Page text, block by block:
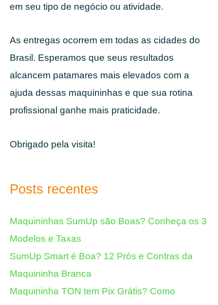
em seu tipo de negócio ou atividade.
As entregas ocorrem em todas as cidades do
Brasil. Esperamos que seus resultados
alcancem patamares mais elevados com a
ajuda dessas maquininhas e que sua rotina
profissional ganhe mais praticidade.
Obrigado pela visita!
Posts recentes
Maquininhas SumUp são Boas? Conheça os 3
Modelos e Taxas
SumUp Smart é Boa? 12 Prós e Contras da
Maquininha Branca
Maquininha TON tem Pix Grátis? Como